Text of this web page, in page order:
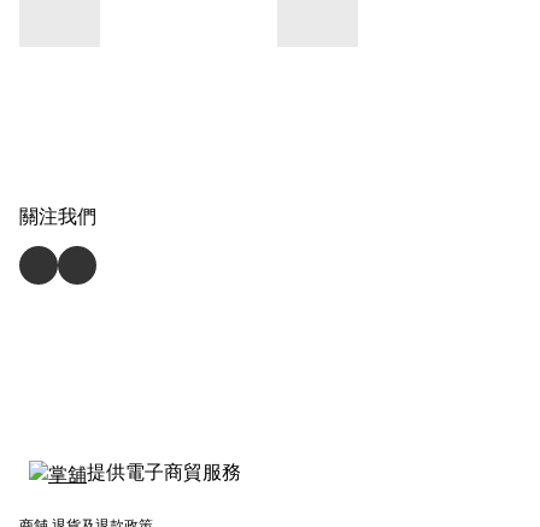
關注我們
提供電子商貿服務